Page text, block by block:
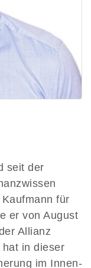
seit der
für
er von August
Allianz
in dieser
im Innen-